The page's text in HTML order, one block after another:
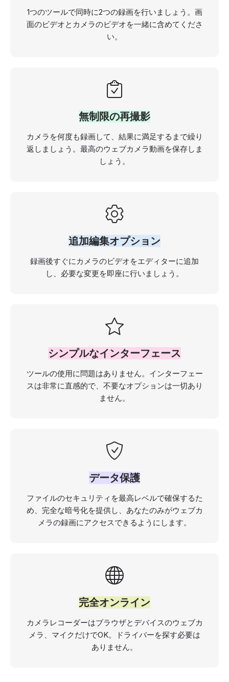
1つのツールで同時に2つの録画を行いましょう。画
面のビデオとカメラのビデオを一緒に含めてくださ
い。
無制限の再撮影
カメラを何度も録画して、結果に満足するまで繰り
返しましょう。最高のウェブカメラ動画を保存しま
しょう。
追加編集オプション
録画後すぐにカメラのビデオをエディターに追加
し、必要な変更を即座に行いましょう。
シンプルなインターフェース
ツールの使用に問題はありません。インターフェー
スは非常に直感的で、不要なオプションは一切あり
ません。
データ保護
ファイルのセキュリティを最高レベルで確保するた
め、完全な暗号化を提供し、あなたのみがウェブカ
メラの録画にアクセスできるようにします。
完全オンライン
カメラレコーダーはブラウザとデバイスのウェブカ
メラ、マイクだけでOK。ドライバーを探す必要は
ありません。